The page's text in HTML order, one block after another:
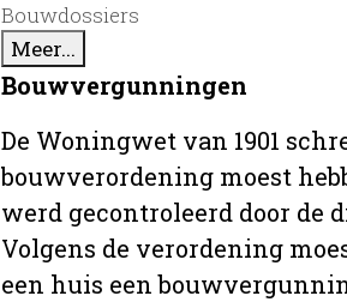
Bouwdossiers
Meer...
Bouwvergunningen
De Woningwet van 1901
bouwverordening moest
werd gecontroleerd door de
Volgens de verordening
een huis een